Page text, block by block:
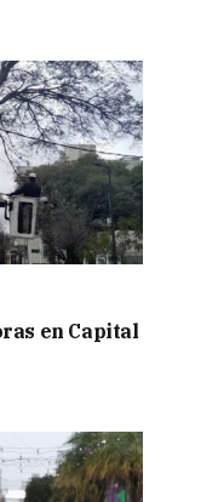
en Capital